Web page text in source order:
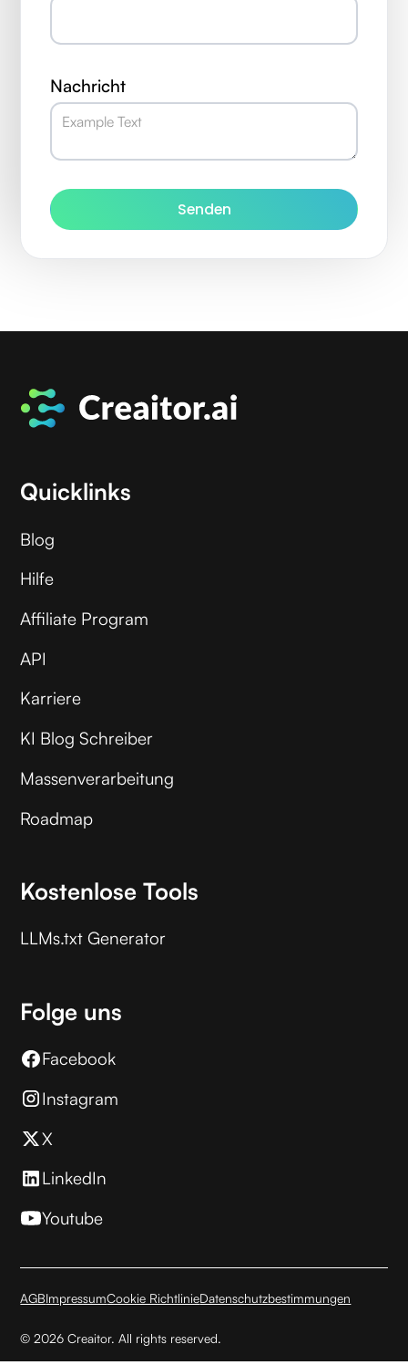
Nachricht
Quicklinks
Blog
Hilfe
Affiliate Program
API
Karriere
KI Blog Schreiber
Massenverarbeitung
Roadmap
Kostenlose Tools
LLMs.txt Generator
Folge uns
Facebook
Instagram
X
LinkedIn
Youtube
© 2026 Creaitor. All rights reserved.
AGBImpressumCookie RichtlinieDatenschutzbestimmungen